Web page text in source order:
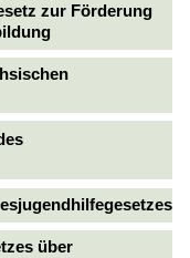
zur Förderung
über